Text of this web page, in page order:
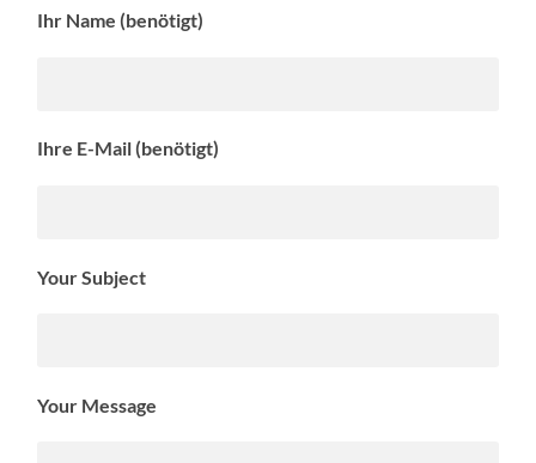
Ihr Name (benötigt)
Ihre E-Mail (benötigt)
Your Subject
Your Message